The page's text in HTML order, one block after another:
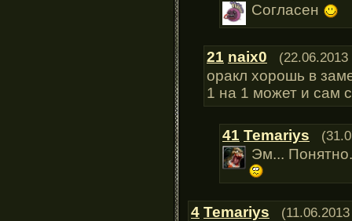
Согласен
21 naix0 (22.06.2013
оракл хорошь в
1 на 1 может и сам
41 Temariys
Эм...
4 Temariys